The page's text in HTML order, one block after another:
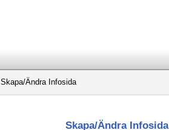
Skapa/Ändra Infosida
Skapa/Ändra Infosida